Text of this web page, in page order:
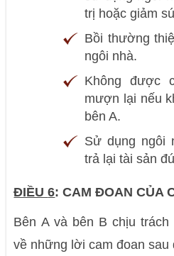
trị hoặc giảm
Bồi thường
ngôi nhà.
Không được
mượn lại nếu
bên A.
Sử dụng ngôi
trả lại tài sản
ĐIỀU6: CAM ĐOAN CỦA
Bên A và bên B chịu
về những lời cam đoan sau